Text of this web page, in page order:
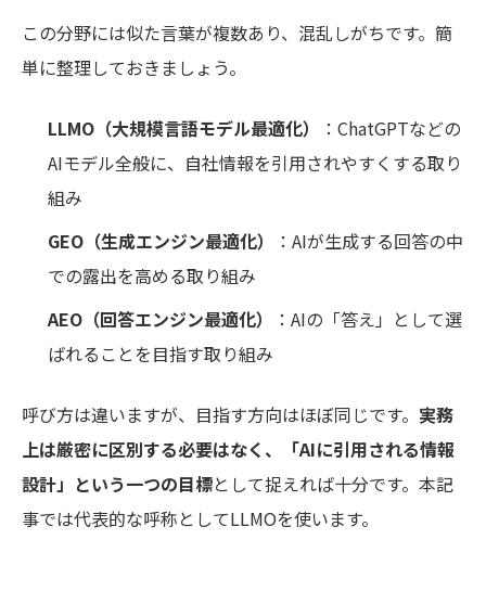
この分野には似た言葉が複数あり、混乱しがちです。簡
単に整理しておきましょう。
LLMO（大規模言語モデル最適化）
：ChatGPTなどの
AIモデル全般に、自社情報を引用されやすくする取り
組み
GEO（生成エンジン最適化）
：AIが生成する回答の中
での露出を高める取り組み
AEO（回答エンジン最適化）
：AIの「答え」として選
ばれることを目指す取り組み
呼び方は違いますが、目指す方向はほぼ同じです。 実務
上は厳密に区別する必要はなく、「AIに引用される情報
設計」という一つの目標として捉えれば十分です。本記
事では代表的な呼称としてLLMOを使います。